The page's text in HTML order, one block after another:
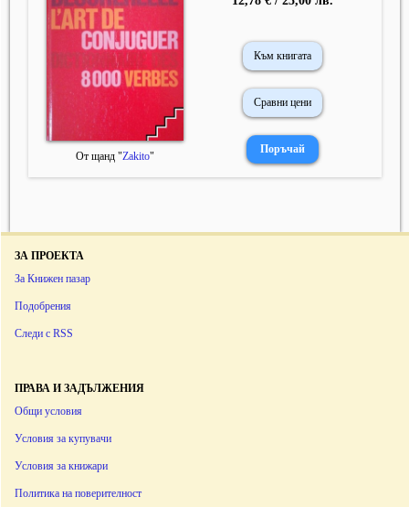
От щанд "Zakito"
Към книгата
Сравни цени
ЗА ПРОЕКТА
За Книжен пазар
Подобрения
Следи с RSS
ПРАВА И ЗАДЪЛЖЕНИЯ
Общи условия
Условия за купувачи
Условия за книжари
Политика на поверителност